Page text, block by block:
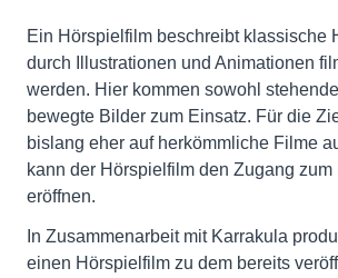
Ein Hörspielfilm beschreibt klassische
durch Illustrationen und Animationen
werden. Hier kommen sowohl
bewegte Bilder zum Einsatz. Für die
bislang eher auf herkömmliche Filme
kann der Hörspielfilm den Zugang zum
eröffnen.
In Zusammenarbeit mit Karrakula
einen Hörspielfilm zu dem bereits